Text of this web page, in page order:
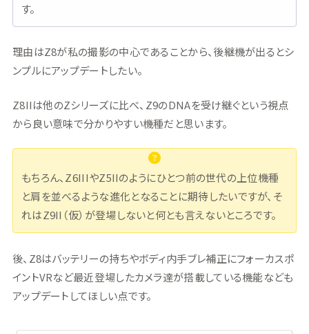
す。
理由はZ8が私の撮影の中心であることから、後継機が出るとシ
ンプルにアップデートしたい。
Z8IIは他のZシリーズに比べ、Z9のDNAを受け継ぐという視点
から良い意味で分かりやすい機種だと思います。
もちろん、Z6IIIやZ5IIのようにひとつ前の世代の上位機種
と肩を並べるような進化となることに期待したいですが、そ
れはZ9II（仮）が登場しないと何とも言えないところです。
後、Z8はバッテリーの持ちやボディ内手ブレ補正にフォーカスポ
イントVRなど最近登場したカメラ達が搭載している機能なども
アップデートしてほしい点です。